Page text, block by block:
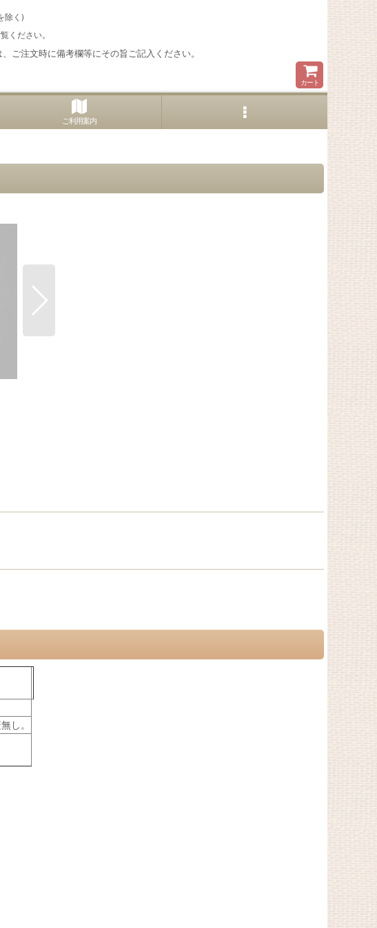
除く)
ください。
ご注文時に備考欄等にその旨ご記入ください。
カート
ご利用案内
し。